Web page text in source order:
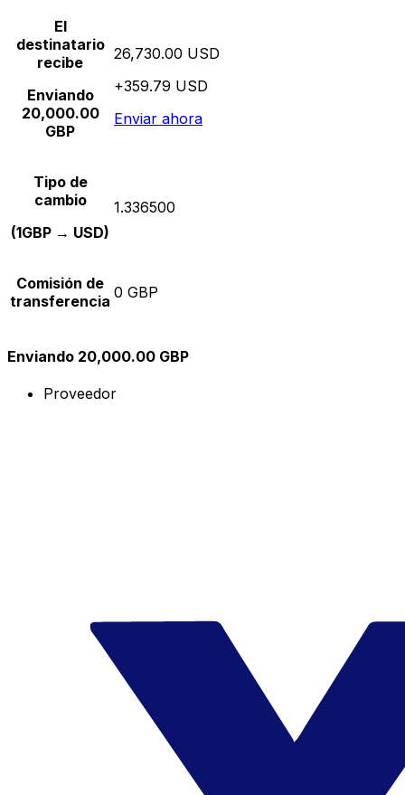
El
destinatario
recibe
Enviando
20,000.00
GBP
26,730.00 USD
+359.79 USD
Enviar ahora
Tipo de
cambio
(1GBP → USD)
1.336500
Comisión de
transferencia 0 GBP
Enviando 20,000.00 GBP
Proveedor